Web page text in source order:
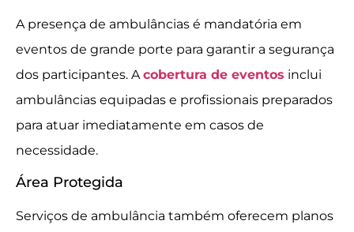
A presença de ambulâncias é mandatória em
eventos de grande porte para garantir a segurança
dos participantes. Acobertura de eventos inclui
ambulâncias equipadas e profissionais preparados
para atuar imediatamente em casos de
necessidade.
Área Protegida
Serviços de ambulância também oferecem planos